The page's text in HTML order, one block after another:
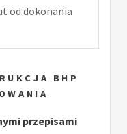
od dokonania
BHP
przepisami